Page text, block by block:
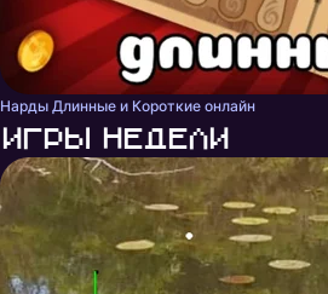
Нарды Длинные и Короткие онлайн
Игры недели